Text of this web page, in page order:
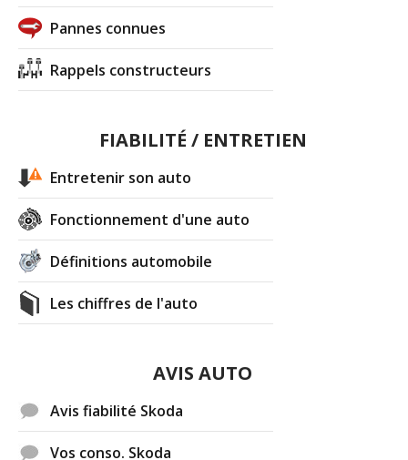
Pannes connues
Rappels constructeurs
FIABILITÉ / ENTRETIEN
Entretenir son auto
Fonctionnement d'une auto
Définitions automobile
Les chiffres de l'auto
AVIS AUTO
Avis fiabilité Skoda
Vos conso. Skoda